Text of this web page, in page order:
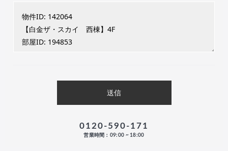
0120-590-171
営業時間：09:00 ~ 18:00